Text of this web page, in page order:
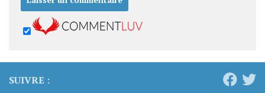
SUIVRE :